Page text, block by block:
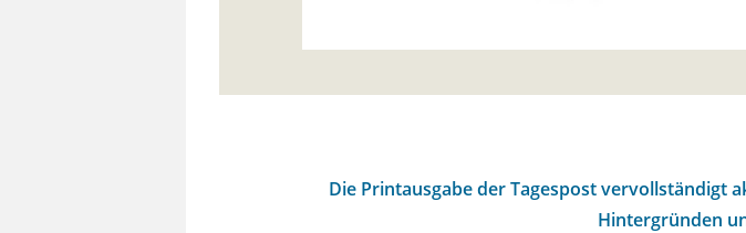
Die Printausgabe der Tagespost vervollständigt
Hintergründen